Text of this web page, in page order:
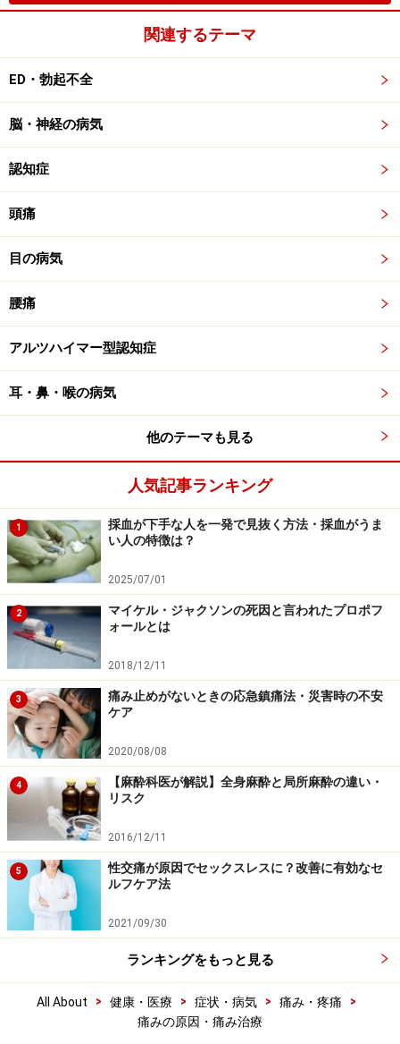
関連するテーマ
ED・勃起不全
脳・神経の病気
認知症
頭痛
目の病気
腰痛
アルツハイマー型認知症
耳・鼻・喉の病気
他のテーマも見る
人気記事ランキング
1
採血が下手な人を一発で見抜く方法・採血がうま
い人の特徴は？
2025/07/01
2
マイケル・ジャクソンの死因と言われたプロポフ
ォールとは
2018/12/11
3
痛み止めがないときの応急鎮痛法・災害時の不安
ケア
2020/08/08
4
【麻酔科医が解説】全身麻酔と局所麻酔の違い・
リスク
2016/12/11
5
性交痛が原因でセックスレスに？改善に有効なセ
ルフケア法
2021/09/30
ランキングをもっと見る
All About > 健康・医療 > 症状・病気 > 痛み・疼痛
>
痛みの原因・痛み治療